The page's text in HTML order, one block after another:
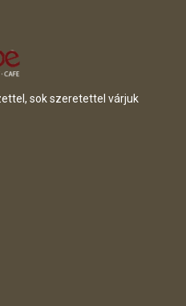
sok szeretettel várjuk